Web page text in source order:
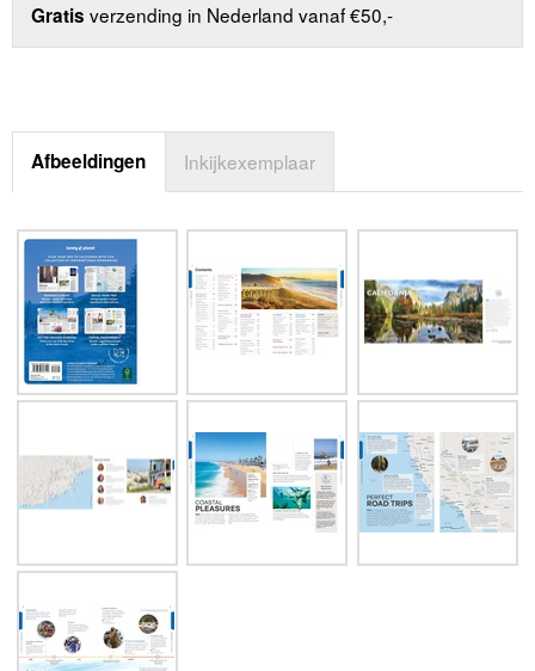
Gratis verzending in Nederland vanaf €50,-
Afbeeldingen Inkijkexemplaar